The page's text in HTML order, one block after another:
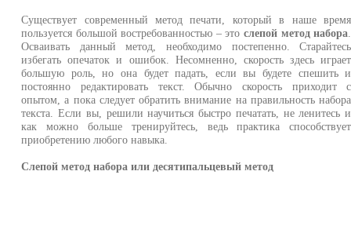
Существует современный метод печати, который в наше время
пользуется большой востребованностью – этослепой метод набора
Осваивать данный метод, необходимо постепенно. Старайтесь
избегать опечаток и ошибок. Несомненно, скорость здесь играет
большую роль, но она будет падать, если вы будете спешить и
постоянно редактировать текст. Обычно скорость приходит с
опытом, а пока следует обратить внимание на правильность набора
текста. Если вы, решили научиться быстро печатать, не ленитесь и
как можно больше тренируйтесь, ведь практика способствует
приобретению любого навыка.
Слепой метод набора или десятипальцевый метод